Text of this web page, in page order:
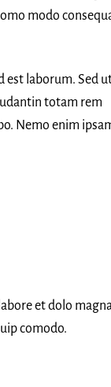
modo
est laborum. Sed
totam rem
Nemo enim
et dolo
comodo.